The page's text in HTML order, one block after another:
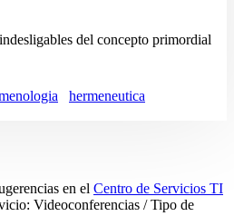
del concepto primordial
hermeneutica
en el Centro de Servicios TI
Videoconferencias / Tipo de